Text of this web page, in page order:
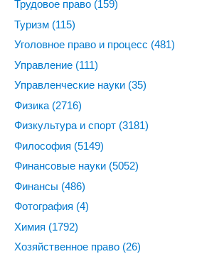
Трудовое право (159)
Туризм (115)
Уголовное право и процесс (481)
Управление (111)
Управленческие науки (35)
Физика (2716)
Физкультура и спорт (3181)
Философия (5149)
Финансовые науки (5052)
Финансы (486)
Фотография (4)
Химия (1792)
Хозяйственное право (26)